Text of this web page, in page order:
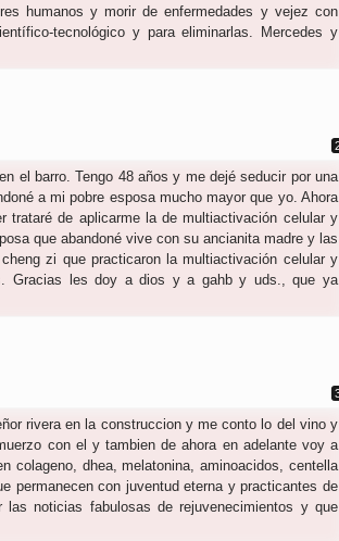
humanos y morir de enfermedades y vejez con
tecnológico y para eliminarlas. Mercedes y
el barro. Tengo 48 años y me dejé seducir por una
a mi pobre esposa mucho mayor que yo. Ahora
trataré de aplicarme la de multiactivación celular y
que abandoné vive con su ancianita madre y las
zi que practicaron la multiactivación celular y
Gracias les doy a dios y a gahb y uds., que ya
rivera en la construccion y me conto lo del vino y
con el y tambien de ahora en adelante voy a
colageno, dhea, melatonina, aminoacidos, centella
permanecen con juventud eterna y practicantes de
noticias fabulosas de rejuvenecimientos y que